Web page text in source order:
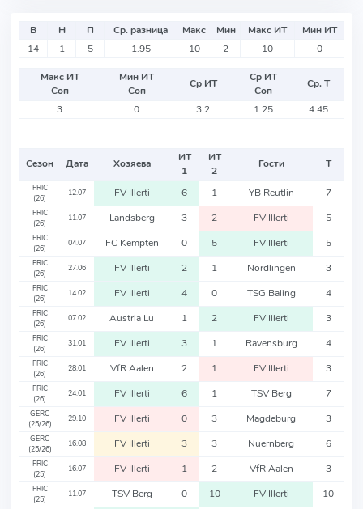
В Н П Ср. разница Макс Мин Макс ИТ
Мин ИТ
14
1 5 1.95 10 2 10 0
Макс ИТ
Соп
Мин ИТ
Соп
Ср ИТ
Ср ИТ
Соп
Ср. Т
3
0 3.2 1.25 4.45
Сезон Дата Хозяева
ИТ
1
ИТ
2
Гости Т
FRIC
(26)
12.07 FV Illerti 6 1 YB Reutlin 7
FRIC
(26)
11.07 Landsberg 3 2 FV Illerti 5
FRIC
(26)
04.07 FC Kempten 0 5 FV Illerti 5
FRIC
(26)
27.06 FV Illerti 2 1 Nordlingen 3
FRIC
(26)
14.02 FV Illerti 4 0 TSG Baling 4
FRIC
(26)
07.02 Austria Lu 1 2 FV Illerti 3
FRIC
(26)
31.01 FV Illerti 3 1 Ravensburg 4
FRIC
(26)
28.01 VfR Aalen 2 1 FV Illerti 3
FRIC
(26)
24.01 FV Illerti 6 1 TSV Berg 7
GERC
(25/26)
29.10 FV Illerti 0 3 Magdeburg 3
GERC
(25/26)
16.08 FV Illerti 3 3 Nuernberg 6
FRIC
(25)
16.07 FV Illerti 1 2 VfR Aalen 3
FRIC
(25)
11.07 TSV Berg 0 10 FV Illerti 10